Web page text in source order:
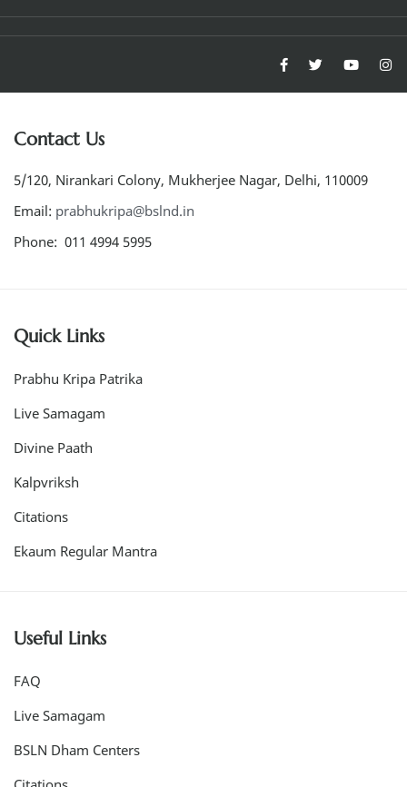
Contact Us
5/120, Nirankari Colony, Mukherjee Nagar, Delhi, 110009
Email: prabhukripa@bslnd.in
Phone: 011 4994 5995
Quick Links
Prabhu Kripa Patrika
Live Samagam
Divine Paath
Kalpvriksh
Citations
Ekaum Regular Mantra
Useful Links
FAQ
Live Samagam
BSLN Dham Centers